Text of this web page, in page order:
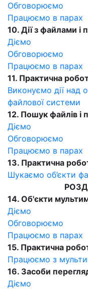
Обговорюємо
Працюємо в парах
10. Дії з файлами і
Діємо
Обговорюємо
Працюємо в парах
11. Практична
Виконуємо дії над
файлової системи
12. Пошук файлів і
Діємо
Обговорюємо
Працюємо в парах
13. Практична
Шукаємо об’єкти
14. Об'єкти
Діємо
Обговорюємо
Працюємо в парах
15. Практична
Працюємо з
16. Засоби
Діємо